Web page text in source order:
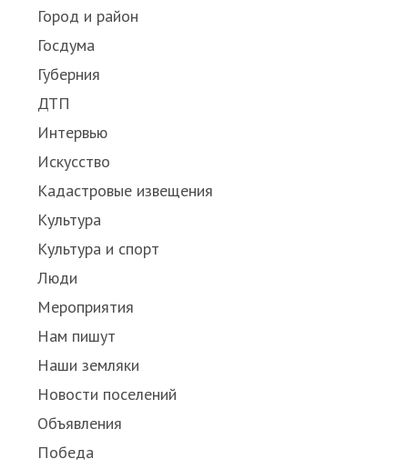
Город и район
Госдума
Губерния
ДТП
Интервью
Искусство
Кадастровые извещения
Культура
Культура и спорт
Люди
Мероприятия
Нам пишут
Наши земляки
Новости поселений
Объявления
Победа